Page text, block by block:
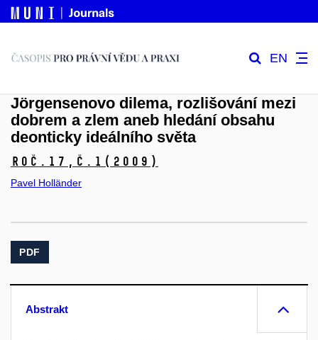
EN
Jörgensenovo dilema, rozlišování mezi
dobrem a zlem aneb hledání obsahu
deonticky ideálního světa
Roč.17, č.1 (2009)
Pavel Holländer
PDF
Abstrakt